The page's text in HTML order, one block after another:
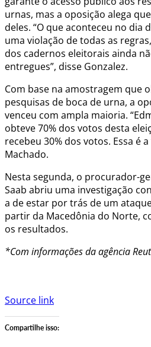
urnas, mas a oposição alega
deles. “O que aconteceu no dia
uma violação de todas as
dos cadernos eleitorais ainda
entregues”, disse Gonzalez.
Com base na amostragem que
pesquisas de boca de urna, a
venceu com ampla maioria.
obteve 70% dos votos desta
recebeu 30% dos votos. Essa é
Machado.
Nesta segunda, o procurador-
Saab abriu uma investigação
a de estar por trás de um
partir da Macedônia do Norte,
os resultados.
*Com informações da agência
Source link
Compartilhe isso: